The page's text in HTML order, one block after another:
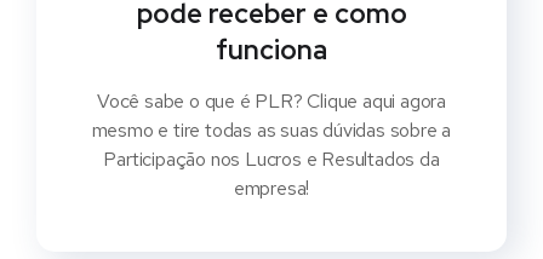
pode receber e como
funciona
Você sabe o que é PLR? Clique aqui agora
mesmo e tire todas as suas dúvidas sobre a
Participação nos Lucros e Resultados da
empresa!